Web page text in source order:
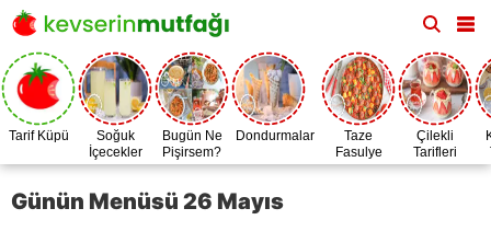
Tarif Küpü
Soğuk
İçecekler
Bugün Ne
Pişirsem?
Dondurmalar
Taze
Fasulye
Zamanı
Çilekli
Tarifleri
Günün Menüsü 26 Mayıs